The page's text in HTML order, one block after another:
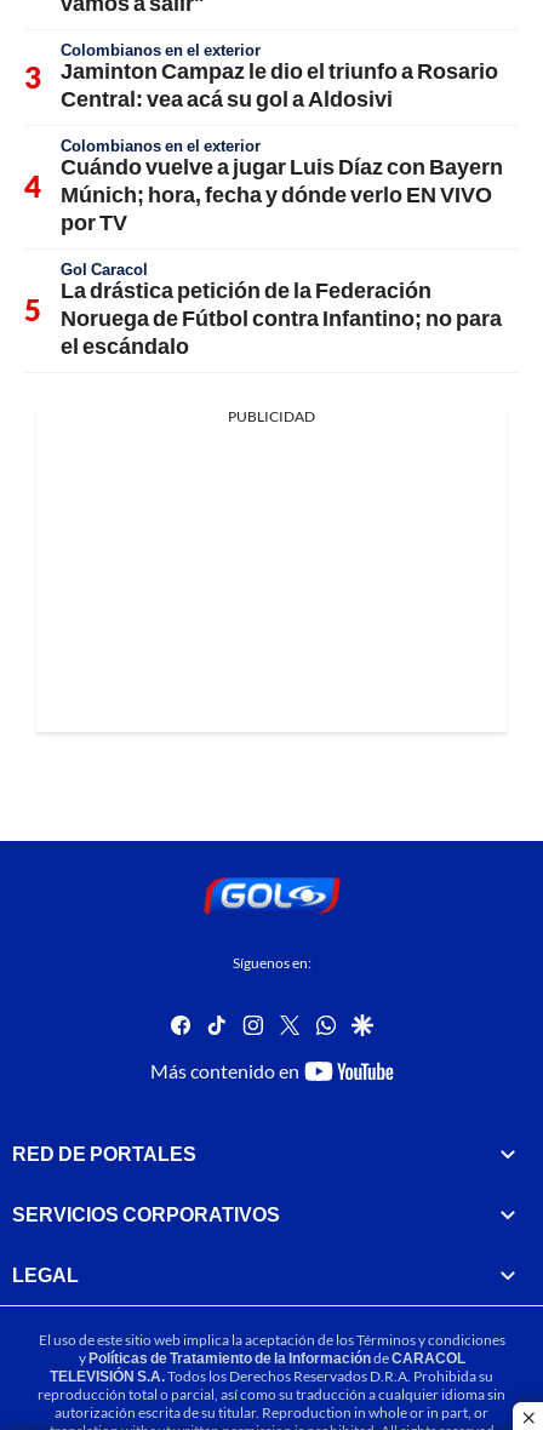
Colombianos en el exterior
Jaminton Campaz le dio el triunfo a Rosario
Central: vea acá su gol a Aldosivi
Colombianos en el exterior
Cuándo vuelve a jugar Luis Díaz con Bayern
Múnich; hora, fecha y dónde verlo EN VIVO
por TV
Gol Caracol
La drástica petición de la Federación
Noruega de Fútbol contra Infantino; no para
el escándalo
PUBLICIDAD
Síguenos en:
facebook
tiktok instagram
twitterwhatsapp
google
Más contenido en
youtube-
RED DE PORTALES
SERVICIOS CORPORATIVOS
LEGAL
El uso de este sitio web implica la aceptación de losTérminos y condiciones
yPolíticas de Tratamiento de la InformacióndeCARACOL
TELEVISIÓN S.A.Todos los Derechos Reservados D.R.A. Prohibida su
reproducción total o parcial, así como su traducción a cualquier idioma sin
autorización escrita de su titular. Reproduction in whole or in part, or